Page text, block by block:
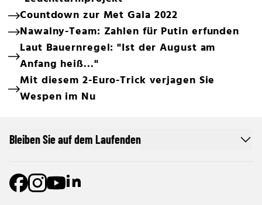
Countdown zur Met Gala 2022
Nawalny-Team: Zahlen für Putin erfunden
Laut Bauernregel: "Ist der August am
Anfang heiß..."
Mit diesem 2-Euro-Trick verjagen Sie
Wespen im Nu
Bleiben Sie auf dem Laufenden